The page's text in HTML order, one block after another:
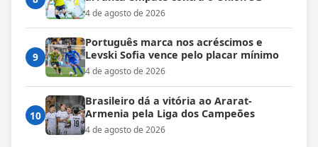
4 de agosto de 2026
9
Português marca nos acréscimos e
Levski Sofia vence pelo placar mínimo
4 de agosto de 2026
10
Brasileiro dá a vitória ao Ararat-
Armenia pela Liga dos Campeões
4 de agosto de 2026